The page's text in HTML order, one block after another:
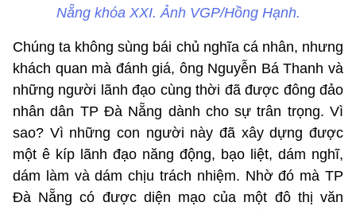
Nẵng khóa XXI. Ảnh VGP/Hồng Hạnh.
Chúng ta không sùng bái chủ nghĩa cá nhân, nhưng
khách quan mà đánh giá, ông Nguyễn Bá Thanh và
những người lãnh đạo cùng thời đã được đông đảo
nhân dân TP Đà Nẵng dành cho sự trân trọng. Vì
sao? Vì những con người này đã xây dựng được
một ê kíp lãnh đạo năng động, bạo liệt, dám nghĩ,
dám làm và dám chịu trách nhiệm. Nhờ đó mà TP
Đà Nẵng có được diện mạo của một đô thị văn